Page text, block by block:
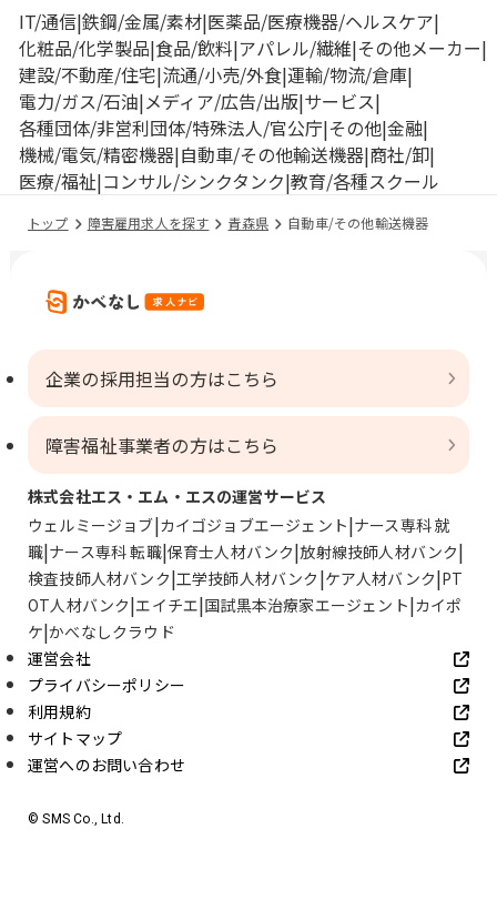
IT/通信 鉄鋼/金属/素材 医薬品/医療機器/ヘルスケア
化粧品/化学製品 食品/飲料 アパレル/繊維 その他メーカー
建設/不動産/住宅 流通/小売/外食 運輸/物流/倉庫
電力/ガス/石油 メディア/広告/出版 サービス
各種団体/非営利団体/特殊法人/官公庁 その他 金融
機械/電気/精密機器 自動車/その他輸送機器 商社/卸
医療/福祉 コンサル/シンクタンク 教育/各種スクール
トップ 障害雇用求人を探す 青森県 自動車/その他輸送機器
企業の採用担当の方はこちら
障害福祉事業者の方はこちら
株式会社エス・エム・エスの運営サービス
ウェルミージョブ カイゴジョブエージェント ナース専科 就
職 ナース専科 転職 保育士人材バンク 放射線技師人材バンク
検査技師人材バンク 工学技師人材バンク ケア人材バンク PT
OT人材バンク エイチエ 国試黒本治療家エージェント カイポ
ケ かべなしクラウド
運営会社
プライバシーポリシー
利用規約
サイトマップ
運営へのお問い合わせ
© SMS Co., Ltd.